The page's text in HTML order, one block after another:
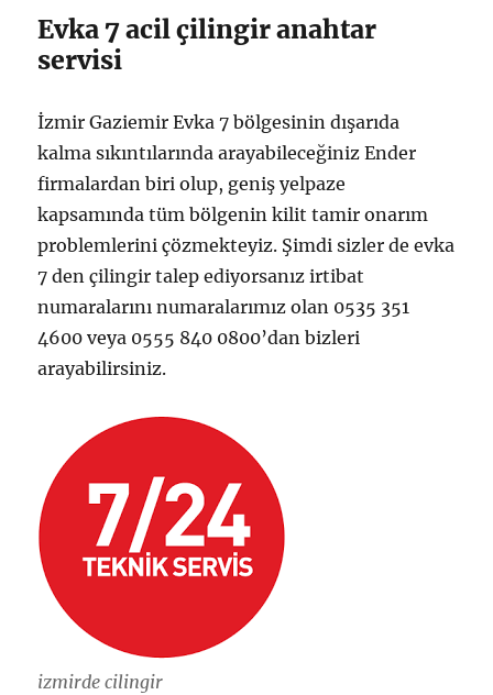
Evka 7 acil çilingir anahtar
servisi
İzmir Gaziemir Evka 7 bölgesinin dışarıda
kalma sıkıntılarında arayabileceğiniz Ender
firmalardan biri olup, geniş yelpaze
kapsamında tüm bölgenin kilit tamir onarım
problemlerini çözmekteyiz. Şimdi sizler de evka
7 den çilingir talep ediyorsanız irtibat
numaralarını numaralarımız olan 0535 351
4600 veya 0555 840 0800’dan bizleri
arayabilirsiniz.
izmirde cilingir